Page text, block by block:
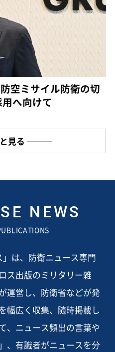
空ミサイル防衛の切
へ向けて
見る
NEWS
」は、防衛ニュース専門
ス出版のミリタリー雑
運営し、防衛省などが発
幅広く収集、随時掲載し
、ニュース頻出の言葉や
、有識者がニュースを分